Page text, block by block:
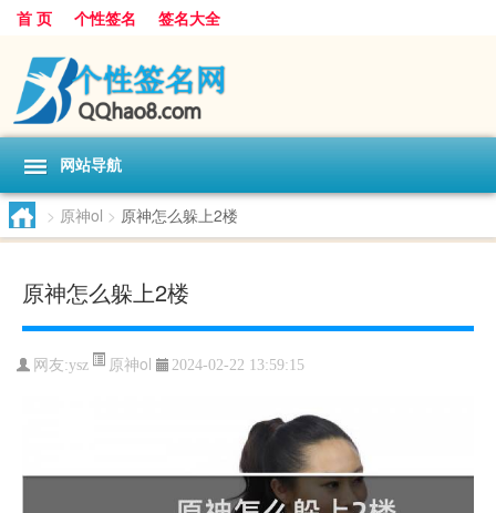
首 页 个性签名 签名大全
网站导航
> 原神ol > 原神怎么躲上2楼
原神怎么躲上2楼
网友:ysz 原神ol 2024-02-22 13:59:15